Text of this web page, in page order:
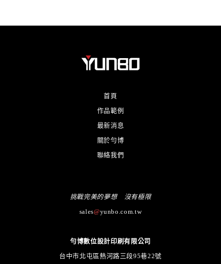
首頁
作品範例
最新消息
關於勻博
聯絡我們
挑戰完美的夢想 沒有極限
sales@yunbo.com.tw
勻博數位設計印刷有限公司
台中市北屯區熱河路三段95巷22號